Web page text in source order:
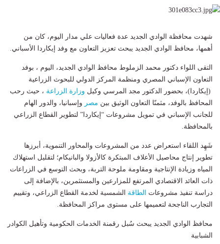
شهدت محافظة الوادي الجديد عدة فعاليات علي مدار اليوم، كان من
أهمها، محافظ الوادي الجديد يبحث تعزيز التعاون مع وفد إيكاردا الأسباني.
التقى اللواء دكتور محمد الزملوط محافظ الوادي الجديد، اليوم ، بوفد
التعاون الإسباني المصري ومنظمة المركز الدولي للبحوث الزراعية
(إيكاردا)، بحضور الدكتور مجد المرسي وكيل وزارة الزراعة ، حيث رحب
المحافظ بالوفد، مثمنًا التعاون الوثيق بين مصر وإسبانيا، والدور الهام
للجانب الإسباني في تمويل مشروعات “إيكاردا” لتطوير القطاع الزراعي
بالمحافظة.
شَهِد اللقاء استعراض عدد من المشروعات والمحاور التنموية، أبرزها
تطوير إنتاج محاصيل الأعلاف المبتكرة كالأزولا والبانيكام؛ لتقليل استهلاك
المياه وزيادة الإنتاجية ومقاومة ملوحة التربة، وبحث التوسع في الزراعات
ذات العائد الاقتصادي المرتفع للمزارعين والمستثمرين، بالإضافة إلى
دراسة تنفيذ مشروعات
الطاقة الشمسية لخدمة القطاع الزراعي، وتقييم
التجارب الناجحة لتعميمها على مستوى مراكز المحافظة.
محافظ الوادي الجديد يبحث سُبل رقمنة الخدمات الحكومية وتأهيل الكوادر
الشبابية